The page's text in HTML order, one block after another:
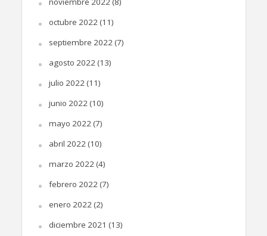
octubre 2022(11)
septiembre 2022(7)
agosto 2022(13)
julio 2022(11)
junio 2022(10)
mayo 2022(7)
abril 2022(10)
marzo 2022(4)
febrero 2022(7)
enero 2022(2)
diciembre 2021 (13)